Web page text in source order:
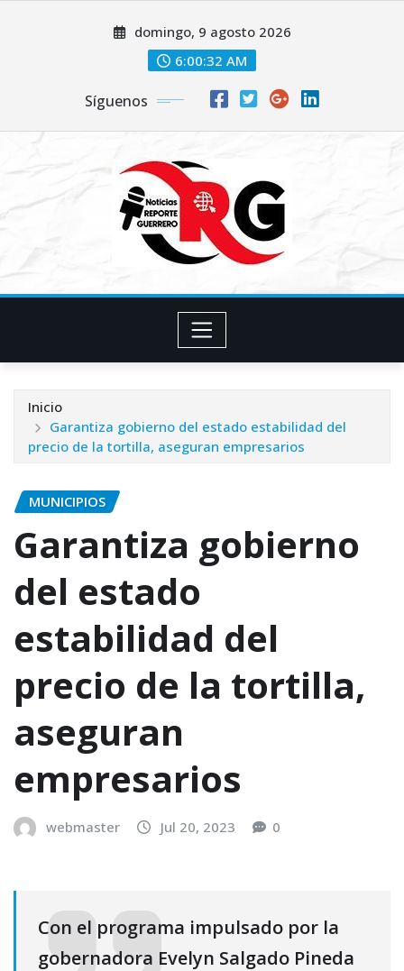
domingo, 9 agosto 2026
6:00:32 AM
Síguenos
Inicio
Garantiza gobierno del estado estabilidad del
precio de la tortilla, aseguran empresarios
MUNICIPIOS
Garantiza gobierno
del estado
estabilidad del
precio de la tortilla,
aseguran
empresarios
webmaster Jul 20, 2023 0
Con el programa impulsado por la
gobernadora Evelyn Salgado Pineda